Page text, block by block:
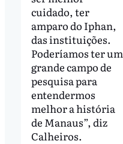
cuidado, ter
amparo do Iphan,
das instituições.
Poderíamos ter um
grande campo de
pesquisa para
entendermos
melhor a história
de Manaus”, diz
Calheiros.